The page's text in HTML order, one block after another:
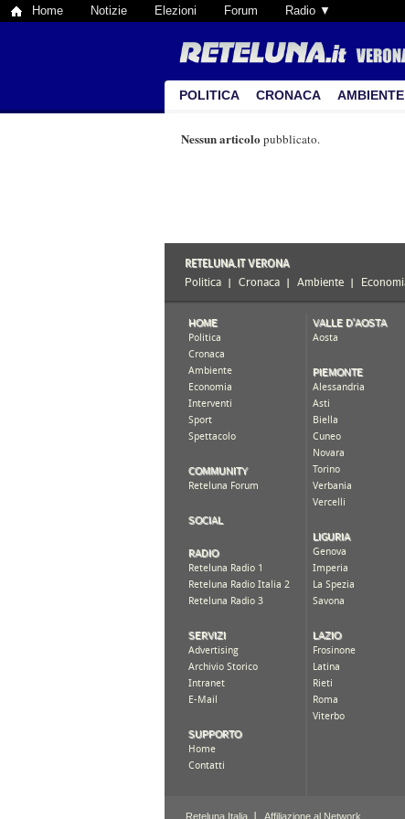
Home Notizie Elezioni Forum Radio ▼
POLITICA CRONACA AMBIENTE
Nessun articolo pubblicato.